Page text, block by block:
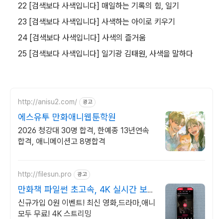
22 [검색보다 사색입니다] 매일하는 기록의 힘, 일기
23 [검색보다 사색입니다] 사색하는 아이로 키우기
24 [검색보다 사색입니다] 사색의 즐거움
25 [검색보다 사색입니다] 일기광 김태원, 사색을 말하다
http://anisu2.com/ 광고
에스유투 만화애니웹툰학원
2026 청강대 30명 합격, 한예종 13년연속
합격, 애니메이션고 8명합격
http://filesun.pro 광고
만화책 파일썬 초고속, 4K 실시간 보
기!
신규가입 0원 이벤트! 최신 영화,드라마,애니
모두 무료! 4K 스트리밍